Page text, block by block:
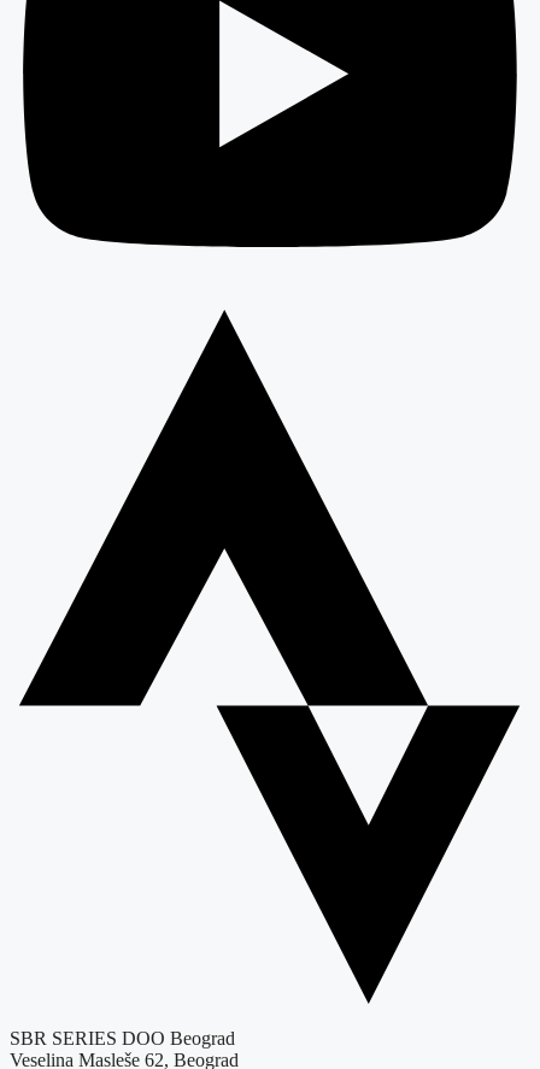
SBR SERIES DOO Beograd
Veselina Masleše 62, Beograd